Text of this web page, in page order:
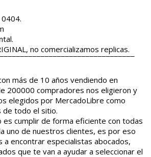
no comercializamos replicas.
más de 10 años vendiendo en
200000 compradores nos eligieron y
elegidos por MercadoLibre como
todo el sitio.
cumplir de forma eficiente con todas
uno de nuestros clientes, es por eso
a encontrar especialistas abocados,
que te van a ayudar a seleccionar el